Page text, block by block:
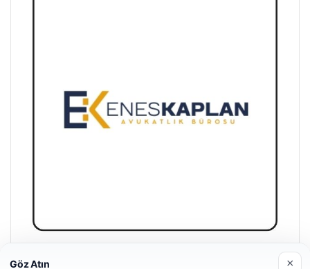
Enes Kaplan Avukatlık Bürosu
Göz Atın ×